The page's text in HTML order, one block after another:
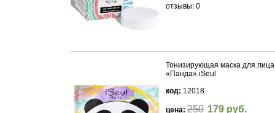
отзывы: 0
Тонизирующая маска для лица
«Панда» iSeul
код: 12018
цена: 250 179 руб.